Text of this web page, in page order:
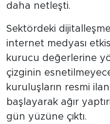
daha netleşti.
Sektördeki
internet medyası
kurucu değerlerine
çizginin
kuruluşların resmi
başlayarak ağır
gün yüzüne çıktı.